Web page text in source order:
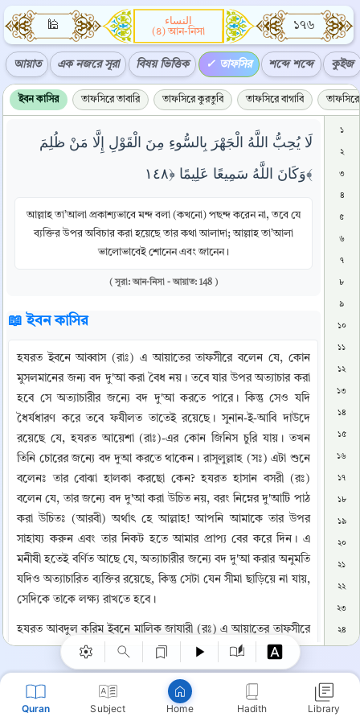
Quran Subject Home Hadith Library
🕌
النساء
(৪) আন-নিসা
১৭৬
আয়াত এক নজরে সূরা বিষয় ভিত্তিক তাফসির শব্দে শব্দে কুইজ
ইবন কাসির তাফসিরে তাবারি তাফসিরে কুরতুবি তাফসিরে বাগাবি তাফসিরে
لَا يُحِبُّ اللَّهُ الْجَهْرَ بِالسُّوءِ مِنَ الْقَوْلِ إِلَّا مَنْ ظُلِمَ
وَكَانَ اللَّهُ سَمِيعًا عَلِيمًا ﴿١٤٨﴾
আল্লাহ তা’আলা প্রকাশ্যভাবে মন্দ বলা (কখনো) পছন্দ করেন না, তবে যে
ব্যক্তির উপর অবিচার করা হয়েছে তার কথা আলাদা; আল্লাহ তা’আলা
ভালোভাবেই শোনেন এবং জানেন।
( সূরা: আন-নিসা - আয়াত: 148 )
📖 ইবন কাসির
হযরত ইবনে আব্বাস (রাঃ) এ আয়াতের তাফসীরে বলেন যে, কোন
মুসলমানের জন্য বদ দু'আ করা বৈধ নয়। তবে যার উপর অত্যাচার করা
হবে সে অত্যাচারীর জন্যে বদ দু'আ করতে পারে। কিন্তু সেও যদি
ধৈর্যধারণ করে তবে ফযীলত তাতেই রয়েছে। সুনান-ই-আবি দাউদে
রয়েছে যে, হযরত আয়েশা (রাঃ)-এর কোন জিনিস চুরি যায়। তখন
তিনি চোরের জন্যে বদ দুআ করতে থাকেন। রাসূলুল্লাহ (সঃ) এটা শুনে
বলেনঃ তার বোঝা হালকা করছো কেন? হযরত হাসান বসরী (রঃ)
বলেন যে, তার জন্যে বদ দু'আ করা উচিত নয়, বরং নিম্নের দু'আটি পাঠ
করা উচিতঃ (আরবী) অর্থাৎ হে আল্লাহ! আপনি আমাকে তার উপর
সাহায্য করুন এবং তার নিকট হতে আমার প্রাপ্য বের করে দিন। এ
মনীষী হতেই বর্ণিত আছে যে, অত্যাচারীর জন্যে বদ দু'আ করার অনুমতি
যদিও অত্যাচারিত ব্যক্তির রয়েছে, কিন্তু সেটা যেন সীমা ছাড়িয়ে না যায়,
সেদিকে তাকে লক্ষ্য রাখতে হবে।
হযরত আবদুল করিম ইবনে মালিক জাযারী (রঃ) এ আয়াতের তাফসীরে
বলেন যে, যে ব্যক্তি গালি দেবে অর্থাৎ মন্দ বলবে তাকে মন্দ বলা যাবে,
কিন্তু কেউ অপবাদ দিলে তাকে অপবাদ দেয়া যারে না। অন্য একটি
আয়াতে রয়েছেঃ (আরবী) অর্থাৎ যে অত্যাচারিত ব্যক্তি অত্যাচারী হতে
তার অত্যাচারের প্রতিশোধ গ্রহণ করে তাদের উপর কোন জবাবদিহী
১
২
৩
৪
৫
৬
৭
৮
৯
১০
১১
১২
১৩
১৪
১৫
১৬
১৭
১৮
১৯
২০
২১
২২
২৩
২৪
২৬
Copy